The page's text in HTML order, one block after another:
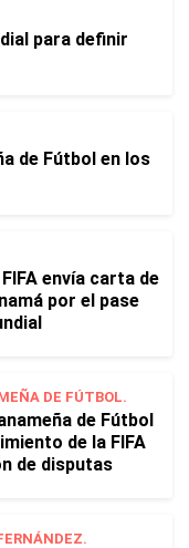
para definir
de Fútbol en los
envía carta de
por el pase
DE FÚTBOL.
de Fútbol
de la FIFA
de disputas